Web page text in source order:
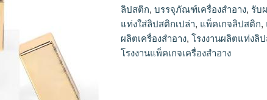
ลิปสติก,บรรจุภัณฑ์เครื่องสำอาง, รับ
แท่งใส่ลิปสติกเปล่า, แพ็คเกจลิปสติก,
ผลิตเครื่องสำอาง,โรงงานผลิตแท่งลิ
โรงงานแพ็คเกจเครื่องสำอาง